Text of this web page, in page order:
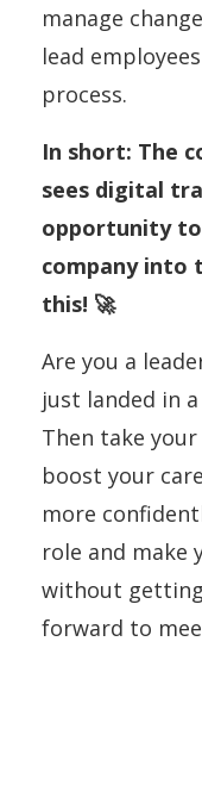
manage
lead
process.
In short: The
sees digital
opportunity to
company into
this! 🚀
Are you a
just landed in
Then take
boost your
more
role and make
without
forward to